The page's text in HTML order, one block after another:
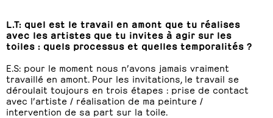
L.T: quel est le travail en amont que tu réalises
avec les artistes que tu invites à agir sur les
toiles : quels processus et quelles temporalités ?
E.S: pour le moment nous n’avons jamais vraiment
travaillé en amont. Pour les invitations, le travail se
déroulait toujours en trois étapes : prise de contact
avec l’artiste / réalisation de ma peinture /
intervention de sa part sur la toile.